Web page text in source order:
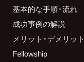
基本的な手順・流れ
成功事例の解説
メリット・デメリット
Fellowship